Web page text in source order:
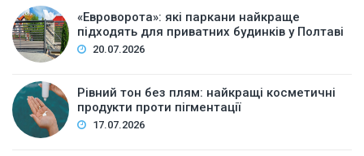
«Евроворота»: які паркани найкраще
підходять для приватних будинків у Полтаві
20.07.2026
Рівний тон без плям: найкращі косметичні
продукти проти пігментації
17.07.2026